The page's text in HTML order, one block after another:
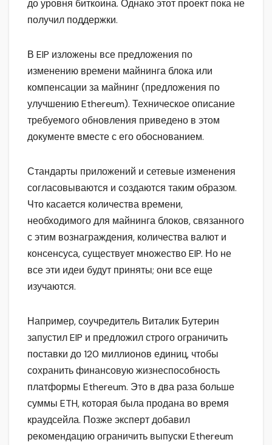
до уровня биткоина. Однако этот проект пока не
получил поддержки.
В EIP изложены все предложения по
изменению времени майнинга блока или
компенсации за майнинг (предложения по
улучшению Ethereum). Техническое описание
требуемого обновления приведено в этом
документе вместе с его обоснованием.
Стандарты приложений и сетевые изменения
согласовываются и создаются таким образом.
Что касается количества времени,
необходимого для майнинга блоков, связанного
с этим вознаграждения, количества валют и
консенсуса, существует множество EIP. Но не
все эти идеи будут приняты; они все еще
изучаются.
Например, соучредитель Виталик Бутерин
запустил EIP и предложил строго ограничить
поставки до 120 миллионов единиц, чтобы
сохранить финансовую жизнеспособность
платформы Ethereum. Это в два раза больше
суммы ETH, которая была продана во время
краудсейла. Позже эксперт добавил
рекомендацию ограничить выпуски Ethereum